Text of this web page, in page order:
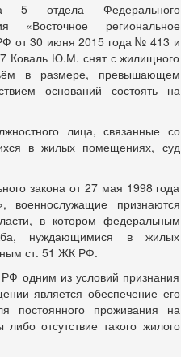
5 отдела Федерального
«Восточное региональное
от 30 июня 2015 года № 413 и
Коваль Ю.М. снят с жилищного
в размере, превышающем
оснований состоять на
лица, связанные со
в жилых помещениях, суд
закона от 27 мая 1998 года
признаются
в котором федеральным
нуждающимися в жилых
ст. 51 ЖК РФ.
одним из условий признания
является обеспечение его
проживания на
отсутствие такого жилого